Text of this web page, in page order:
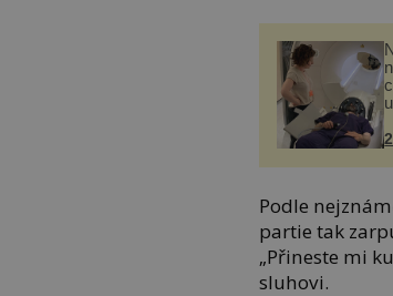
Podle
partie tak
„Přineste mi
sluhovi.